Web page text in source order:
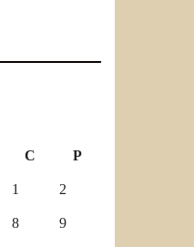
C P
1 2
8 9